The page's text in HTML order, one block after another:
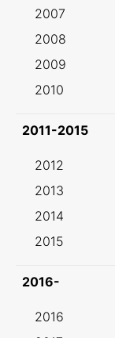
2007
2008
2009
2010
2011-2015
2012
2013
2014
2015
2016-
2016